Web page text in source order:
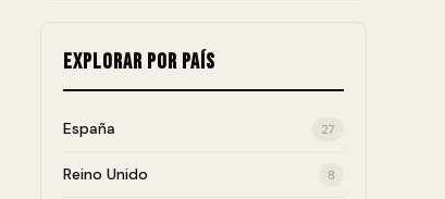
Explorar por País
España 27
Reino Unido 8